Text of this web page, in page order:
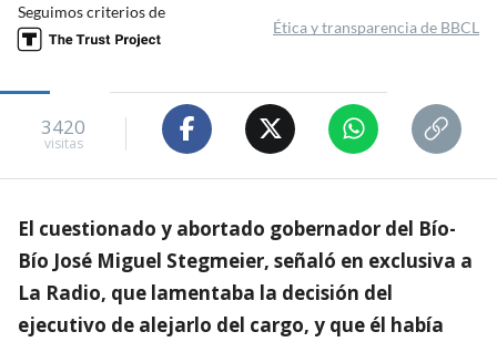
Seguimos criterios de
Ética y transparencia de BBCL
3420
visitas
El cuestionado y abortado gobernador del Bío-
Bío José Miguel Stegmeier, señaló en exclusiva a
La Radio, que lamentaba la decisión del
ejecutivo de alejarlo del cargo, y que él había